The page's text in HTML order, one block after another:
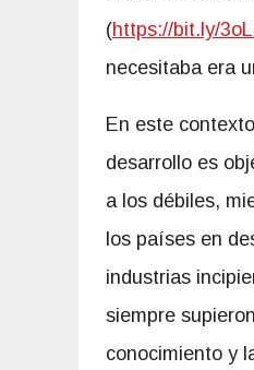
(https://bit.ly/
necesitaba era
En este
desarrollo es
a los débiles,
los países en
industrias
siempre
conocimiento y